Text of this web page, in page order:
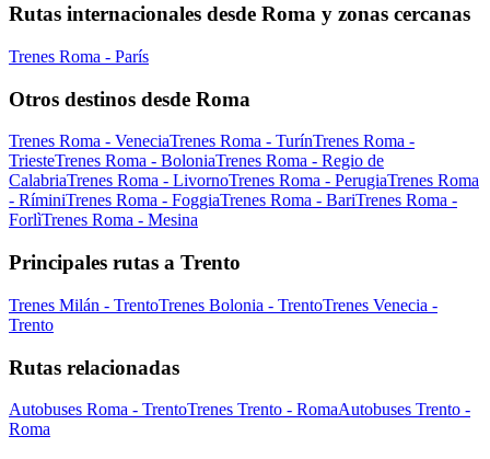
Rutas internacionales desde Roma y zonas cercanas
Trenes Roma - París
Otros destinos desde Roma
Trenes Roma - VeneciaTrenes Roma - TurínTrenes Roma -
TriesteTrenes Roma - BoloniaTrenes Roma - Regio de
CalabriaTrenes Roma - LivornoTrenes Roma - PerugiaTrenes Roma
- RíminiTrenes Roma - FoggiaTrenes Roma - BariTrenes Roma -
ForlìTrenes Roma - Mesina
Principales rutas a Trento
Trenes Milán - TrentoTrenes Bolonia - TrentoTrenes Venecia -
Trento
Rutas relacionadas
Autobuses Roma - TrentoTrenes Trento - RomaAutobuses Trento -
Roma